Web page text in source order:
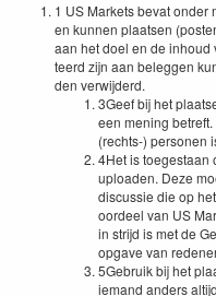
1 US Mar­kets bevat
en kun­nen plaat­sen
aan het doel en de
teerd zijn aan beleggen
den verwijderd.
3Geef bij het
een mening
(rechts-) per­so­n­en
4Het is toeges­taan
upload­en. Deze
dis­cussie die op
oordeel van US
in stri­jd is met de
opgave van
5Gebruik bij het
iemand anders